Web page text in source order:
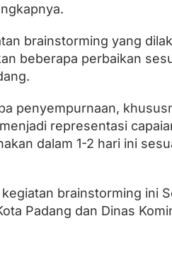
brainstorming yang
beberapa perbaikan
penyempurnaan,
representasi
dalam 1-2 hari ini
brainstorming ini
Padang dan Dinas